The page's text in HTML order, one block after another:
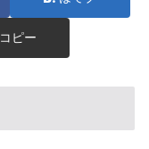
コピー